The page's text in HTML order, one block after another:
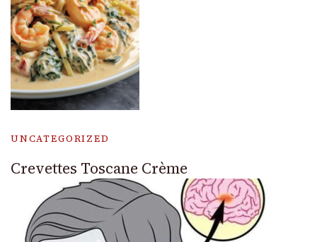
UNCATEGORIZED
Crevettes Toscane Crème